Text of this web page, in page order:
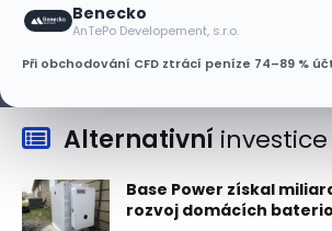
Benecko
AnTePo Developement, s.r.o.
Při obchodování CFD ztrácí peníze 74–89 %
Alternativní investice
Base Power získal
rozvoj domácích